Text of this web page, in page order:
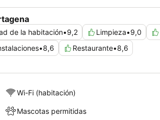
de la habitación•9,2 Limpieza•9,0
•8,6 Restaurante•8,6
Wi-Fi (habitación)
Mascotas permitidas